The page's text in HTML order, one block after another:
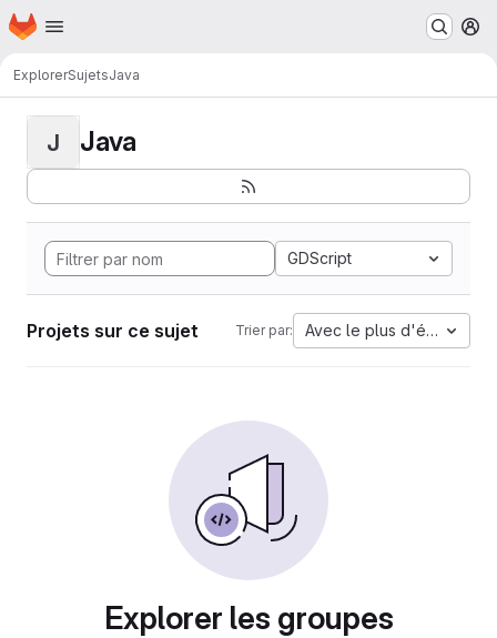
Passer au contenu principal
Page d'accueil
ExplorerSujetsJava
J Java
GDScript
Projets sur ce sujet Trier par: Avec le plus d'étoiles
Explorer les groupes